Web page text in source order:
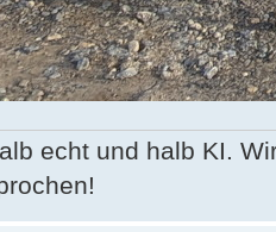
echt und halb KI.